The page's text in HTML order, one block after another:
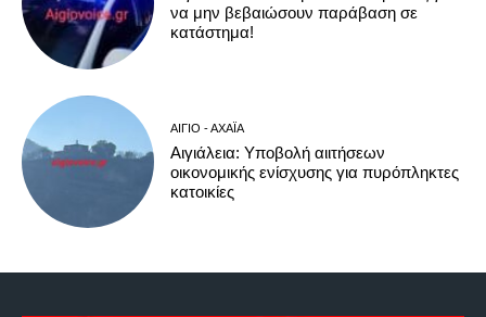
να μην βεβαιώσουν παράβαση σε
κατάστημα!
ΑΊΓΙΟ - ΑΧΑΪ́Α
Αιγιάλεια: Υποβολή αιιτήσεων
οικονομικής ενίσχυσης για πυρόπληκτες
κατοικίες